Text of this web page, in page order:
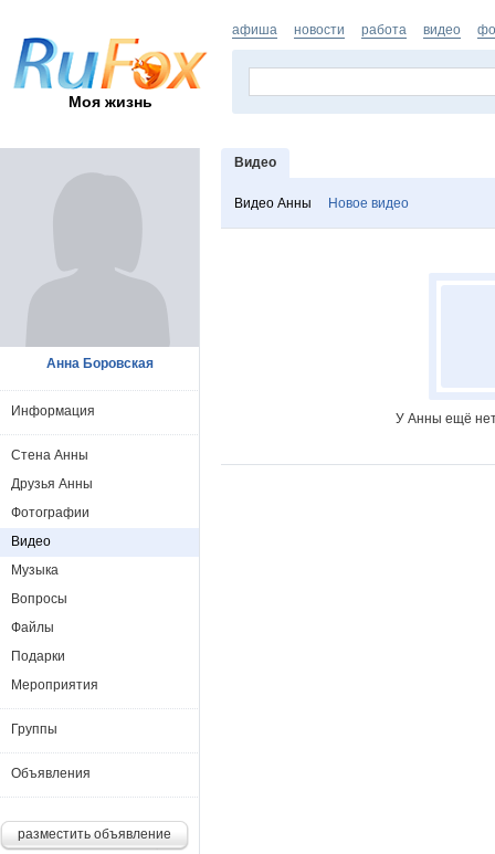
Моя жизнь
афиша новости работа видео
Видео
Видео Анны Новое видео
У Анны ещё
Анна Боровская
Информация
Стена Анны
Друзья Анны
Фотографии
Видео
Музыка
Вопросы
Файлы
Подарки
Мероприятия
Группы
Объявления
разместить объявление